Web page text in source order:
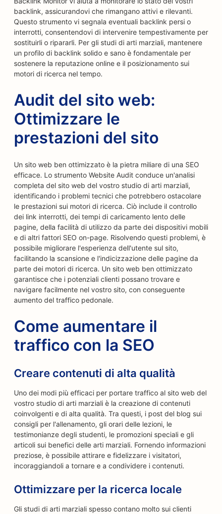
backlink, assicurandovi che rimangano attivi e rilevanti.
Questo strumento vi segnala eventuali backlink persi o
interrotti, consentendovi di intervenire tempestivamente per
sostituirli o ripararli. Per gli studi di arti marziali, mantenere
un profilo di backlink solido e sano è fondamentale per
sostenere la reputazione online e il posizionamento sui
motori di ricerca nel tempo.
Audit del sito web:
Ottimizzare le
prestazioni del sito
Un sito web ben ottimizzato è la pietra miliare di una SEO
efficace. Lo strumento Website Audit conduce un'analisi
completa del sito web del vostro studio di arti marziali,
identificando i problemi tecnici che potrebbero ostacolare
le prestazioni sui motori di ricerca. Ciò include il controllo
dei link interrotti, dei tempi di caricamento lento delle
pagine, della facilità di utilizzo da parte dei dispositivi mobili
e di altri fattori SEO on-page. Risolvendo questi problemi, è
possibile migliorare l'esperienza dell'utente sul sito,
facilitando la scansione e l'indicizzazione delle pagine da
parte dei motori di ricerca. Un sito web ben ottimizzato
garantisce che i potenziali clienti possano trovare e
navigare facilmente nel vostro sito, con conseguente
aumento del traffico pedonale.
Come aumentare il
traffico con la SEO
Creare contenuti di alta qualità
Uno dei modi più efficaci per portare traffico al sito web del
vostro studio di arti marziali è la creazione di contenuti
coinvolgenti e di alta qualità. Tra questi, i post del blog sui
consigli per l'allenamento, gli orari delle lezioni, le
testimonianze degli studenti, le promozioni speciali e gli
articoli sui benefici delle arti marziali. Fornendo informazioni
preziose, è possibile attirare e fidelizzare i visitatori,
incoraggiandoli a tornare e a condividere i contenuti.
Ottimizzare per la ricerca locale
Gli studi di arti marziali spesso contano molto sui clienti